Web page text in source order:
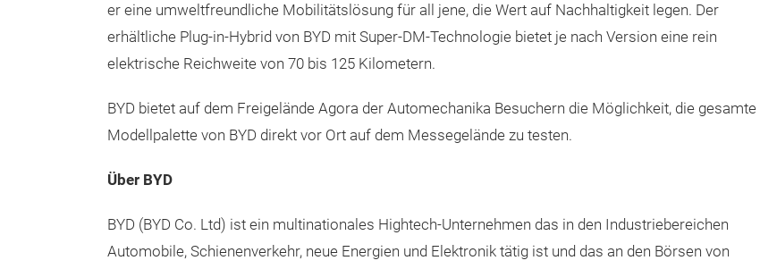
er eine umweltfreundliche Mobilitätslösung für all jene, die Wert auf Nachhaltigkeit legen. Der
erhältliche Plug-in-Hybrid von BYD mit Super-DM-Technologie bietet je nach Version eine rein
elektrische Reichweite von 70 bis 125 Kilometern.
BYD bietet auf dem Freigelände Agora der Automechanika Besuchern die Möglichkeit, die gesamte
Modellpalette von BYD direkt vor Ort auf dem Messegelände zu testen.
Über BYD
BYD (BYD Co. Ltd) ist ein multinationales Hightech-Unternehmen das in den Industriebereichen
Automobile, Schienenverkehr, neue Energien und Elektronik tätig ist und das an den Börsen von